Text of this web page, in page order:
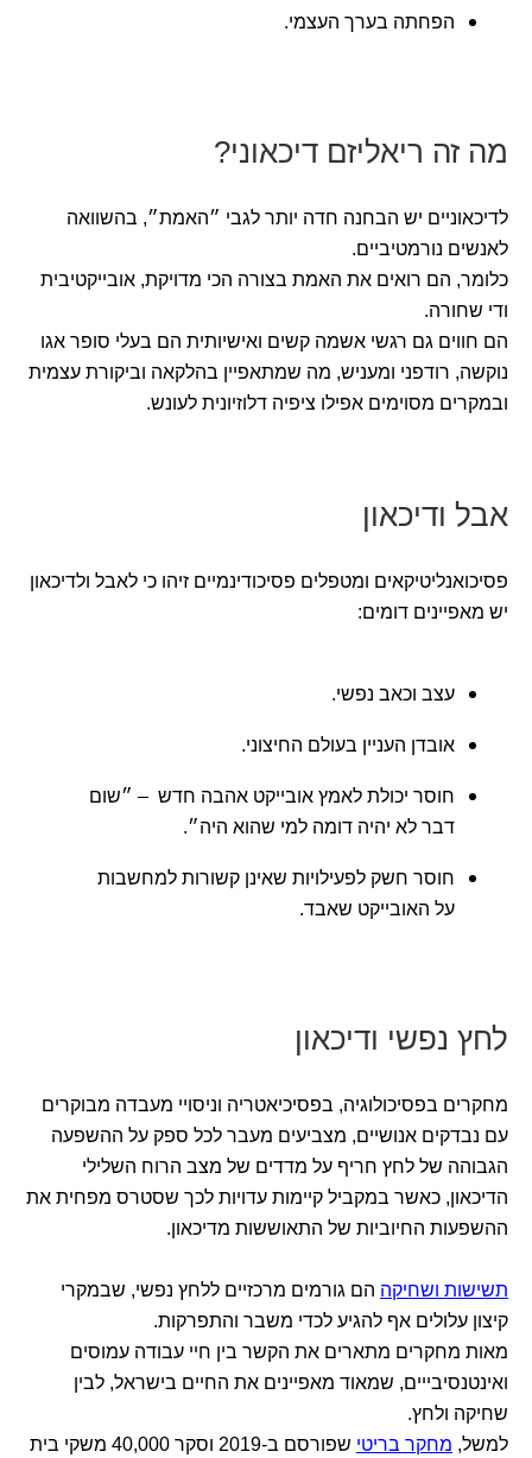
הפחתה בערך העצמי.
מה זה ריאליזם דיכאוני?
לדיכאוניים יש הבחנה חדה יותר לגבי ״האמת״, בהשוואה
לאנשים נורמטיביים.
כלומר, הם רואים את האמת בצורה הכי מדויקת, אובייקטיבית
ודי שחורה.
הם חווים גם רגשי אשמה קשים ואישיותית הם בעלי סופר אגו
נוקשה, רודפני ומעניש, מה שמתאפיין בהלקאה וביקורת עצמית
ובמקרים מסוימים אפילו ציפיה דלוזיונית לעונש.
אבל ודיכאון
פסיכואנליטיקאים ומטפלים פסיכודינמיים זיהו כי לאבל ולדיכאון
יש מאפיינים דומים:
עצב וכאב נפשי.
אובדן העניין בעולם החיצוני.
חוסר יכולת לאמץ אובייקט אהבה חדש – ״שום
דבר לא יהיה דומה למי שהוא היה״.
חוסר חשק לפעילויות שאינן קשורות למחשבות
על האובייקט שאבד.
לחץ נפשי ודיכאון
מחקרים בפסיכולוגיה, בפסיכיאטריה וניסויי מעבדה מבוקרים
עם נבדקים אנושיים, מצביעים מעבר לכל ספק על ההשפעה
הגבוהה של לחץ חריף על מדדים של מצב הרוח השלילי
הדיכאון, כאשר במקביל קיימות עדויות לכך שסטרס מפחית את
ההשפעות החיוביות של התאוששות מדיכאון.
תשישות ושחיקה הם גורמים מרכזיים ללחץ נפשי, שבמקרי
קיצון עלולים אף להגיע לכדי משבר והתפרקות.
מאות מחקרים מתארים את הקשר בין חיי עבודה עמוסים
ואינטנסיבייים, שמאוד מאפיינים את החיים בישראל, לבין
שחיקה ולחץ.
למשל, מחקר בריטי
שפורסם ב-2019 וסקר 40,000 משקי בית